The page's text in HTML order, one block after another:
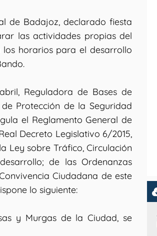
de Badajoz, declarado fiesta
las actividades propias del
horarios para el desarrollo
Reguladora de Bases de
Protección de la Seguridad
el Reglamento General de
Decreto Legislativo 6/2015,
Ley sobre Tráfico, Circulación
de las Ordenanzas
Ciudadana de este
lo siguiente:
y Murgas de la Ciudad, se